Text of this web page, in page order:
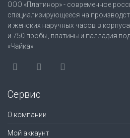
ООО «Платинор» - современное
специализирующееся на
и женских наручных часов в
и 750 пробы, платины и палладия
«Чайка»
Сервис
О компании
Мой аккаунт